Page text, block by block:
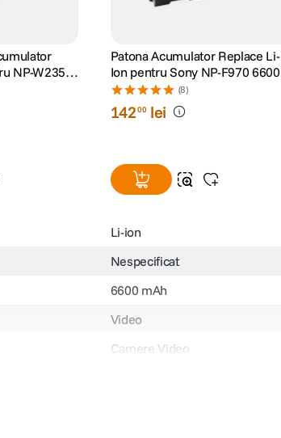
NP-W235
Patona Acumulator Replace Li-
Ion pentru Sony NP-F970 6600
mAh 7.2V
(8)
14200 lei
Li-ion
Nespecificat
6600 mAh
Video
Camere Video